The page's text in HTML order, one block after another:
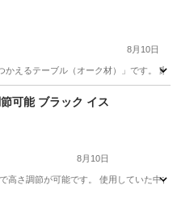
8月10日
かえるテーブル（オーク材）」です。
ル可能 ブラック イス
8月10日
高さ調節が可能です。 使用していた中